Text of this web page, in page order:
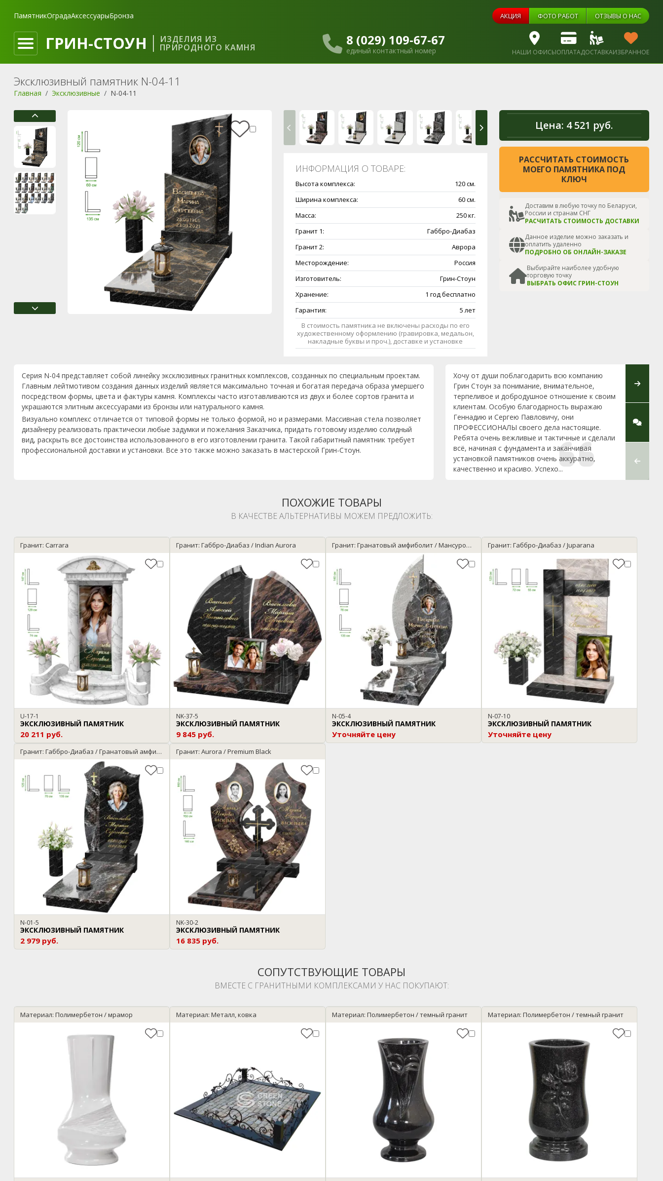
ПамятникОградаАксессуарыБронза АКЦИЯ ФОТО РАБОТ ОТЗЫВЫ О НАС
ГРИН-СТОУН ИЗДЕЛИЯ ИЗ
ПРИРОДНОГО КАМНЯ 8 (029) 109-67-67
единый контактный номер НАШИ ОФИСЫОПЛАТАДОСТАВКАИЗБРАННОЕ
Эксклюзивный памятник N-04-11
Главная Эксклюзивные N-04-11
Цена: 4 521 руб.
РАССЧИТАТЬ СТОИМОСТЬ
МОЕГО ПАМЯТНИКА ПОД
КЛЮЧ
Доставим в любую точку по Беларуси,
России и странам СНГ
РАСЧИТАТЬ СТОИМОСТЬ ДОСТАВКИ
Данное изделие можно заказать и
оплатить удаленно
ПОДРОБНО ОБ ОНЛАЙН-ЗАКАЗЕ
Выбирайте наиболее удобную
торговую точку
ВЫБРАТЬ ОФИС ГРИН-СТОУН
ИНФОРМАЦИЯ О ТОВАРЕ:
Высота комплекса:
120 см.
Ширина комплекса:
60 см.
Масса:
250 кг.
Гранит 1:
Габбро-Диабаз
Гранит 2:
Аврора
Месторождение:
Россия
Изготовитель:
Грин-Стоун
Хранение:
1 год бесплатно
Гарантия:
5 лет
В стоимость памятника не включены расходы по его
художественному оформлению (гравировка, медальон,
накладные буквы и проч.), доставке и установке
Серия N-04 представляет собой линейку эксклюзивных гранитных комплексов, созданных по специальным проектам.
Главным лейтмотивом создания данных изделий является максимально точная и богатая передача образа умершего
посредством формы, цвета и фактуры камня. Комплексы часто изготавливаются из двух и более сортов гранита и
украшаются элитным аксессуарами из бронзы или натурального камня.
Визуально комплекс отличается от типовой формы не только формой, но и размерами. Массивная стела позволяет
дизайнеру реализовать практически любые задумки и пожелания Заказчика, придать готовому изделию солидный
вид, раскрыть все достоинства использованного в его изготовлении гранита. Такой габаритный памятник требует
профессиональной доставки и установки. Все это также можно заказать в мастерской Грин-Стоун.
Хочу от души поблагодарить всю компанию
Грин Стоун за понимание, внимательное,
терпеливое и добродушное отношение к своим
клиентам. Особую благодарность выражаю
Геннадию и Сергею Павловичу, они
ПРОФЕССИОНАЛЫ своего дела настоящие.
Ребята очень вежливые и тактичные и сделали
всё, начиная с фундамента и заканчивая
установкой памятников очень аккуратно,
качественно и красиво. Успехо...
Ирине
Грин-
ПОХОЖИЕ ТОВАРЫ
В КАЧЕСТВЕ АЛЬТЕРНАТИВЫ МОЖЕМ ПРЕДЛОЖИТЬ:
Гранит: Carrara
U-17-1
ЭКСКЛЮЗИВНЫЙ ПАМЯТНИК
20 211 руб.
Гранит: Габбро-Диабаз / Indian Aurora
NK-37-5
ЭКСКЛЮЗИВНЫЙ ПАМЯТНИК
9 845 руб.
Гранит: Гранатовый амфиболит / Мансуровский
N-05-4
ЭКСКЛЮЗИВНЫЙ ПАМЯТНИК
Уточняйте цену
Гранит: Габбро-Диабаз / Juparana
N-07-10
ЭКСКЛЮЗИВНЫЙ ПАМЯТНИК
Уточняйте цену
Гранит: Габбро-Диабаз / Гранатовый амфиболит
N-01-5
ЭКСКЛЮЗИВНЫЙ ПАМЯТНИК
2 979 руб.
Гранит: Aurora / Premium Black
NK-30-2
ЭКСКЛЮЗИВНЫЙ ПАМЯТНИК
16 835 руб.
СОПУТСТВУЮЩИЕ ТОВАРЫ
ВМЕСТЕ С ГРАНИТНЫМИ КОМПЛЕКСАМИ У НАС ПОКУПАЮТ:
Материал: Полимербетон / мрамор Материал: Металл, ковка Материал: Полимербетон / темный гранит Материал: Полимербетон / темный гранит